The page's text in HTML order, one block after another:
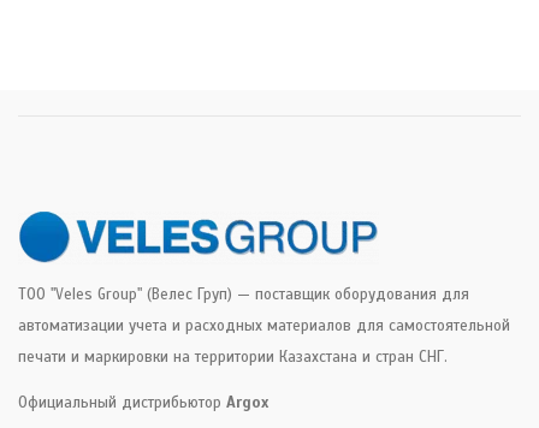
ТОО "Veles Group" (Велес Груп) — поставщик оборудования для
автоматизации учета и расходных материалов для самостоятельной
печати и маркировки на территории Казахстана и стран СНГ.
Официальный дистрибьютор Argox